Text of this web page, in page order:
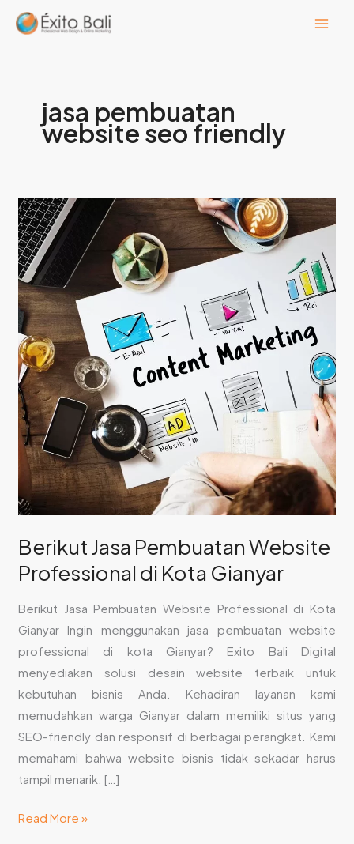
Lewati
jasa pembuatan
website seo friendly
Berikut Jasa Pembuatan Website
Professional di Kota Gianyar
Berikut Jasa Pembuatan Website Professional di Kota
Gianyar Ingin menggunakan jasa pembuatan website
professional di kota Gianyar? Exito Bali Digital
menyediakan solusi desain website terbaik untuk
kebutuhan bisnis Anda. Kehadiran layanan kami
memudahkan warga Gianyar dalam memiliki situs yang
SEO-friendly dan responsif di berbagai perangkat. Kami
memahami bahwa website bisnis tidak sekadar harus
tampil menarik. […]
Berikut
Jasa
Pembuatan
Website
Professional
di
Kota
Gianyar
Read More »